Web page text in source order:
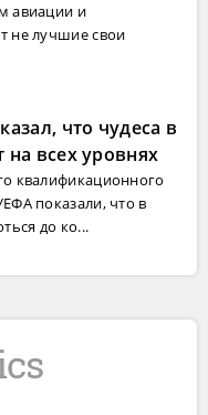
авиации и
не лучшие свои
что чудеса в
на всех уровнях
квалификационного
показали, что в
до ко...